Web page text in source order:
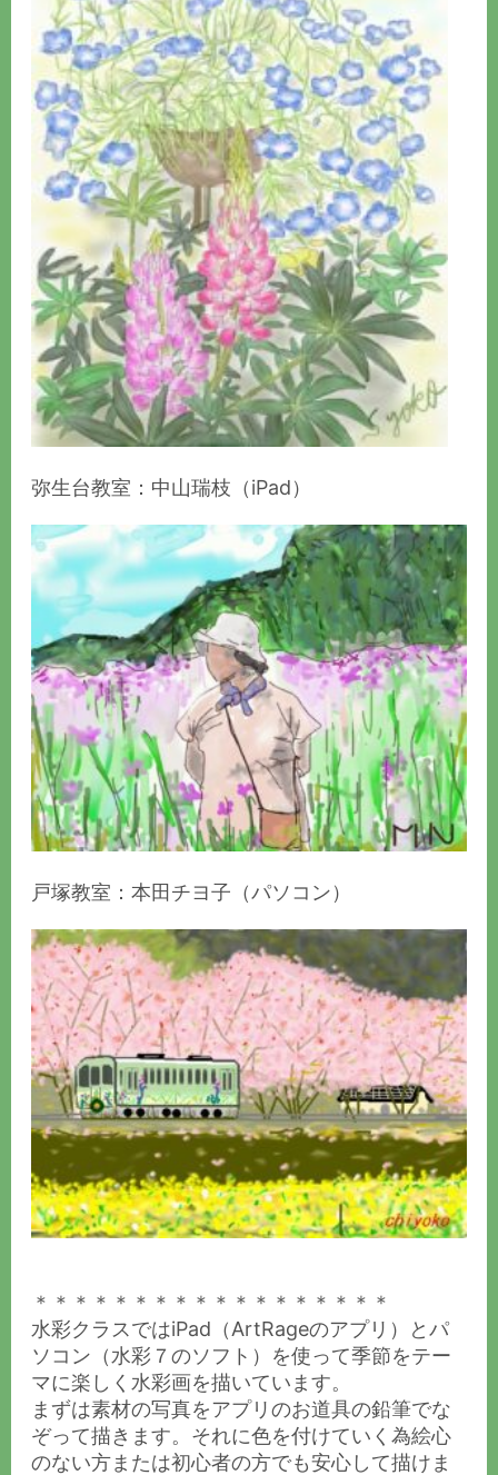
弥生台教室：中山瑞枝（iPad）
戸塚教室：本田チヨ子（パソコン）
＊＊＊＊＊＊＊＊＊＊＊＊＊＊＊＊＊＊
水彩クラスではiPad（ArtRageのアプリ）とパ
ソコン（水彩７のソフト）を使って季節をテー
マに楽しく水彩画を描いています。
まずは素材の写真をアプリのお道具の鉛筆でな
ぞって描きます。それに色を付けていく為絵心
のない方または初心者の方でも安心して描けま